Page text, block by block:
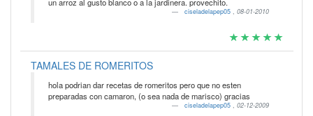
ciseladelapep05 , 08-01-2010
TAMALES DE ROMERITOS
hola podrian dar recetas de romeritos pero que no esten
preparadas con camaron, (o sea nada de marisco) gracias
ciseladelapep05 , 02-12-2009